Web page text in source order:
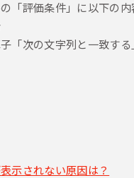
「評価条件」に以下の
「次の文字列と一致す
示されない原因は？